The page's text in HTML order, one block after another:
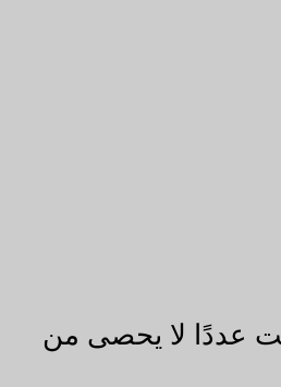
والتغليف الزجاجية لمدة 20 عامًا، فقد رأيت عددًا لا يحصى من